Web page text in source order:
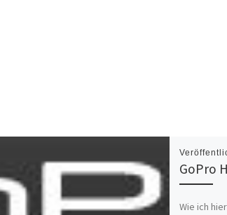
GoPro
Wie ich